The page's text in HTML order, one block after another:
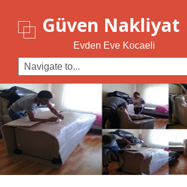
Güven Nakliyat
Evden Eve Kocaeli